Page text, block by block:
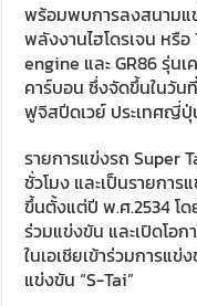
พร้อมพบการลงสนามแ
พลังงานไฮโดรเจน หรื
engine และ GR86 รุ่น
คาร์บอน ซึ่งจัดขึ้นในวั
ฟูจิสปีดเวย์ ประเทศญี่ปุ่
รายการแข่งรถ Super
ชั่วโมง และเป็นรายกา
ขึ้นตั้งแต่ปี พ.ศ.2534 โ
ร่วมแข่งขัน และเปิดโอ
ในเอเชียเข้าร่วมการแ
แข่งขัน “S-Tai”